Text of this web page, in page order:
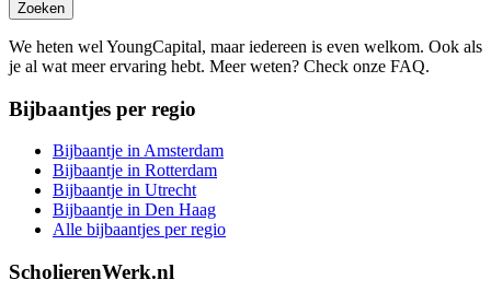
Zoeken
We heten wel YoungCapital, maar iedereen is even welkom. Ook als
je al wat meer ervaring hebt. Meer weten? Check onze FAQ.
Bijbaantjes per regio
Bijbaantje in Amsterdam
Bijbaantje in Rotterdam
Bijbaantje in Utrecht
Bijbaantje in Den Haag
Alle bijbaantjes per regio
ScholierenWerk.nl